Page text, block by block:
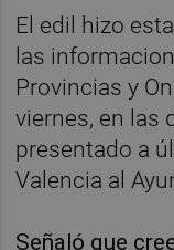
El edil hizo
las
Provincias y
viernes, en las
presentado a
Valencia al
Señaló que